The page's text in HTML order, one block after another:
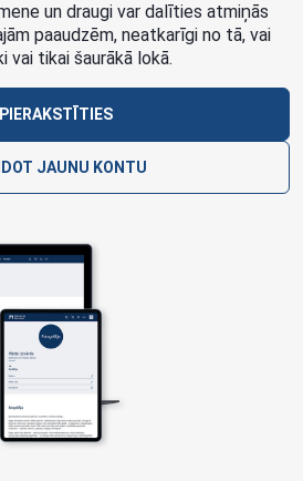
un draugi var dalīties atmiņās
paaudzēm, neatkarīgi no tā, vai
tikai šaurākā lokā.
PIERAKSTĪTIES
JAUNU KONTU